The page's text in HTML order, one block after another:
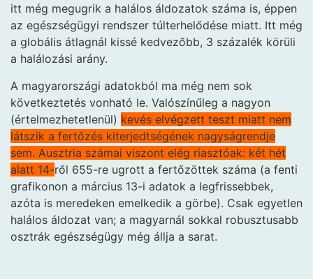
itt még megugrik a halálos áldozatok száma is, éppen
az egészségügyi rendszer túlterhelődése miatt. Itt még
a globális átlagnál kissé kedvezőbb, 3 százalék körüli
a halálozási arány.
A magyarországi adatokból ma még nem sok
következtetés vonható le. Valószínűleg a nagyon
(értelmezhetetlenül) kevés elvégzett teszt miatt nem
látszik a fertőzés kiterjedtségének nagyságrendje
sem. Ausztria számai viszont elég riasztóak: két hét
alatt 14-ről 655-re ugrott a fertőzöttek száma (a fenti
grafikonon a március 13-i adatok a legfrissebbek,
azóta is meredeken emelkedik a görbe). Csak egyetlen
halálos áldozat van; a magyarnál sokkal robusztusabb
osztrák egészségügy még állja a sarat.